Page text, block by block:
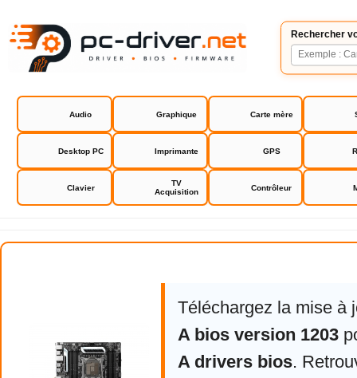
Rechercher
Audio Graphique Carte mère
Desktop PC Imprimante GPS
Clavier
TV
Acquisition
Contrôleur
Asus X99-A drivers bios
Téléchargez la mise à
A bios version 1203
A drivers bios.